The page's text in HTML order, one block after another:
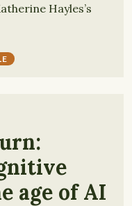
Hayles’s
age of AI